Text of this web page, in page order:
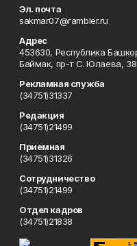
Эл. почта
sakmar07@rambler.ru
Адрес
453630, Республика
Баймак, пр-т С. Юлаева, 38
Рекламная служба
(34751)31337
Редакция
(34751)21499
Приемная
(34751)31326
Сотрудничество
(34751)21499
Отдел кадров
(34751)21838